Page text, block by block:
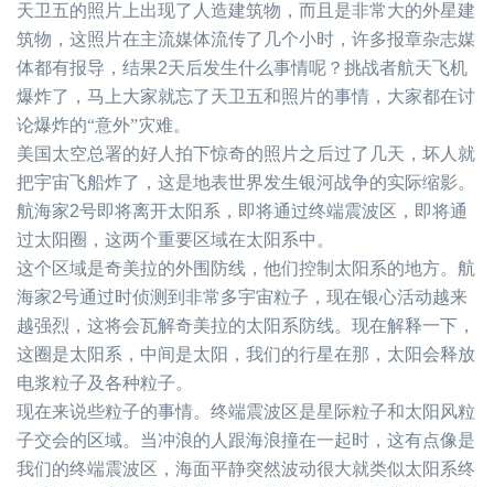
天卫五的照片上出现了人造建筑物，而且是非常大的外星建
筑物，这照片在主流媒体流传了几个小时，许多报章杂志媒
体都有报导，结果2天后发生什么事情呢？挑战者航天飞机
爆炸了，马上大家就忘了天卫五和照片的事情，大家都在讨
论爆炸的“意外”灾难。
美国太空总署的好人拍下惊奇的照片之后过了几天，坏人就
把宇宙飞船炸了，这是地表世界发生银河战争的实际缩影。
航海家2号即将离开太阳系，即将通过终端震波区，即将通
过太阳圈，这两个重要区域在太阳系中。
这个区域是奇美拉的外围防线，他们控制太阳系的地方。航
海家2号通过时侦测到非常多宇宙粒子，现在银心活动越来
越强烈，这将会瓦解奇美拉的太阳系防线。现在解释一下，
这圈是太阳系，中间是太阳，我们的行星在那，太阳会释放
电浆粒子及各种粒子。
现在来说些粒子的事情。终端震波区是星际粒子和太阳风粒
子交会的区域。当冲浪的人跟海浪撞在一起时，这有点像是
我们的终端震波区，海面平静突然波动很大就类似太阳系终